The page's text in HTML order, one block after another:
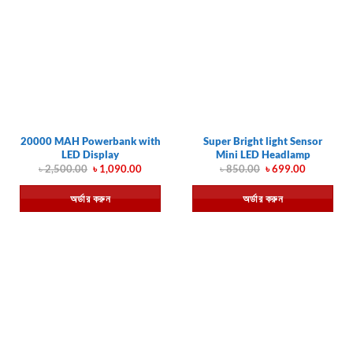
20000 MAH Powerbank with
LED Display
৳2,500.00 Original
price
was:
৳ 2,500.00.
৳1,090.00Current
is:
৳ 1,090.00.
অর্ডার করুন
Super Bright light Sensor
Mini LED Headlamp
৳850.00 Original
was:
৳ 850.00.
৳699.00Current
is:
৳ 699.00.
অর্ডার করুন